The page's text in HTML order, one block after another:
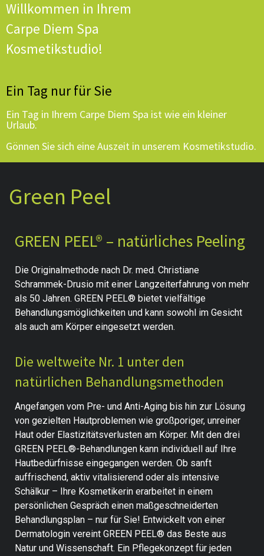
Willkommen in Ihrem
Carpe Diem Spa
Kosmetikstudio!
Ein Tag nur für Sie
Ein Tag in Ihrem Carpe Diem Spa ist wie ein kleiner
Urlaub.
Gönnen Sie sich eine Auszeit in unserem Kosmetikstudio.
Green Peel
GREEN PEEL® – natürliches Peeling
Die Originalmethode nach Dr. med. Christiane
Schrammek-Drusio mit einer Langzeiterfahrung von mehr
als 50 Jahren. GREEN PEEL® bietet vielfältige
Behandlungsmöglichkeiten und kann sowohl im Gesicht
als auch am Körper eingesetzt werden.
Die weltweite Nr. 1 unter den
natürlichen Behandlungsmethoden
Angefangen vom Pre- und Anti-Aging bis hin zur Lösung
von gezielten Hautproblemen wie großporiger, unreiner
Haut oder Elastizitätsverlusten am Körper. Mit den drei
GREEN PEEL®-Behandlungen kann individuell auf Ihre
Hautbedürfnisse eingegangen werden. Ob sanft
auffrischend, aktiv vitalisierend oder als intensive
Schälkur – Ihre Kosmetikerin erarbeitet in einem
persönlichen Gespräch einen maßgeschneiderten
Behandlungsplan – nur für Sie! Entwickelt von einer
Dermatologin vereint GREEN PEEL® das Beste aus
Natur und Wissenschaft. Ein Pflegekonzept für jeden